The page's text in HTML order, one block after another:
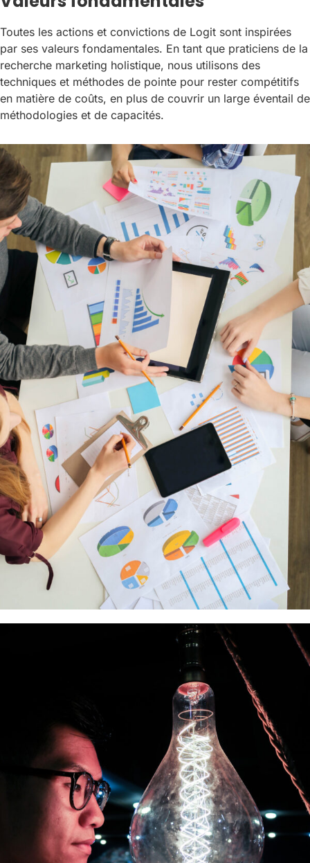
Toutes les actions et convictions de Logit sont inspirées
par ses valeurs fondamentales. En tant que praticiens de la
recherche marketing holistique, nous utilisons des
techniques et méthodes de pointe pour rester compétitifs
en matière de coûts, en plus de couvrir un large éventail de
méthodologies et de capacités.